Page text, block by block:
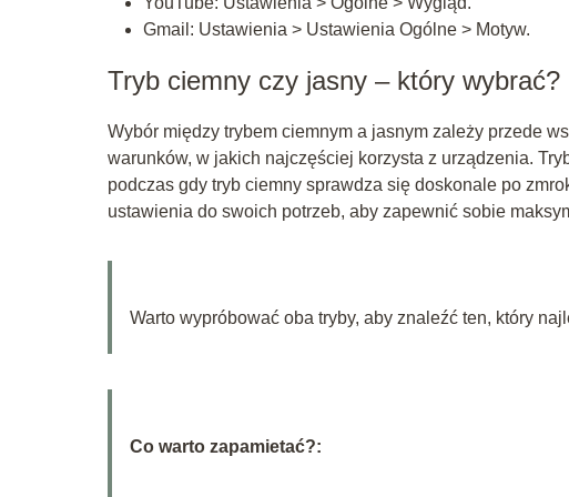
Gmail: Ustawienia > Ustawienia Ogólne > Motyw.
Tryb ciemny czy jasny – który wybrać?
Wybór między trybem ciemnym a jasnym zależy przede
warunków, w jakich najczęściej korzysta z urządzenia.
podczas gdy tryb ciemny sprawdza się doskonale po
ustawienia do swoich potrzeb, aby zapewnić sobie
Warto wypróbować oba tryby, aby znaleźć ten, który
Co warto zapamietać?: